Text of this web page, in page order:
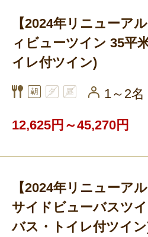
【2024年リニューア
ィビューツイン 35平
イレ付ツイン)
1～2名
12,625円～45,270円
【2024年リニューア
サイドビューバスツ
バス・トイレ付ツイ